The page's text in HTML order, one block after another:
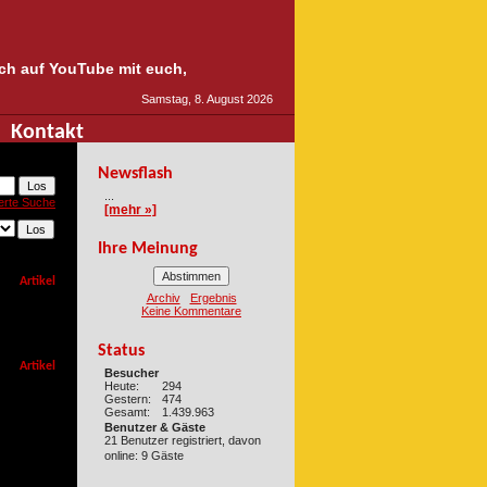
auf YouTube mit euch,
Kontakt
Samstag, 8. August 2026
Suche
Artikel
Artikel
Newsflash
[mehr »]
Ihre Meinung
Archiv
Ergebnis
Keine Kommentare
Status
Besucher
Heute:
294
Gestern:
474
Gesamt:
1.439.963
Benutzer & Gäste
21 Benutzer registriert, davon
online: 9 Gäste